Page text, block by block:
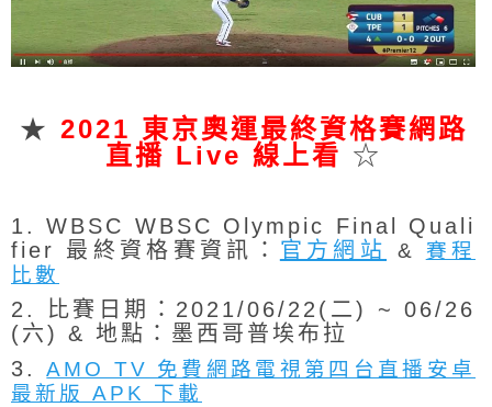
★ 2021 東京奧運最終資格賽網路
直播 Live 線上看 ☆
1. WBSC WBSC Olympic Final Quali
fier 最終資格賽資訊： 官方網站 & 賽程
比數
2. 比賽日期：2021/06/22(二) ~ 06/26
(六) & 地點：墨西哥普埃布拉
3.AMO TV 免費網路電視第四台直播安卓
最新版 APK 下載